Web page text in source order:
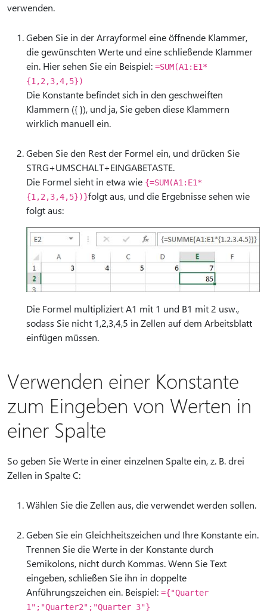
verwenden.
Geben Sie in der Arrayformel eine öffnende Klammer,
die gewünschten Werte und eine schließende Klammer
ein. Hier sehen Sie ein Beispiel: =SUM(A1:E1*
{1,2,3,4,5})
Die Konstante befindet sich in den geschweiften
Klammern ({ }), und ja, Sie geben diese Klammern
wirklich manuell ein.
Geben Sie den Rest der Formel ein, und drücken Sie
STRG+UMSCHALT+EINGABETASTE.
Die Formel sieht in etwa wie {=SUM(A1:E1*
{1,2,3,4,5})}folgt aus, und die Ergebnisse sehen wie
folgt aus:
Die Formel multipliziert A1 mit 1 und B1 mit 2 usw.,
sodass Sie nicht 1,2,3,4,5 in Zellen auf dem Arbeitsblatt
einfügen müssen.
Verwenden einer Konstante
zum Eingeben von Werten in
einer Spalte
So geben Sie Werte in einer einzelnen Spalte ein, z. B. drei
Zellen in Spalte C:
Wählen Sie die Zellen aus, die verwendet werden sollen.
Geben Sie ein Gleichheitszeichen und Ihre Konstante ein.
Trennen Sie die Werte in der Konstante durch
Semikolons, nicht durch Kommas. Wenn Sie Text
eingeben, schließen Sie ihn in doppelte
Anführungszeichen ein. Beispiel: ={"Quarter
1";"Quarter2";"Quarter 3"}